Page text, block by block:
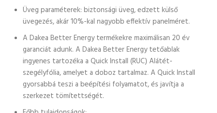
Üveg paraméterek: biztonsági üveg, edzett külső
üvegezés, akár 10%-kal nagyobb effektív panelméret.
A Dakea Better Energy termékekre maximálisan 20 év
garanciát adunk. A Dakea Better Energy tetőablak
ingyenes tartozéka a Quick Install (RUC) Alátét-
szegélyfólia, amelyet a doboz tartalmaz. A Quick Install
gyorsabbá teszi a beépítési folyamatot, és javítja a
szerkezet tömítettségét.